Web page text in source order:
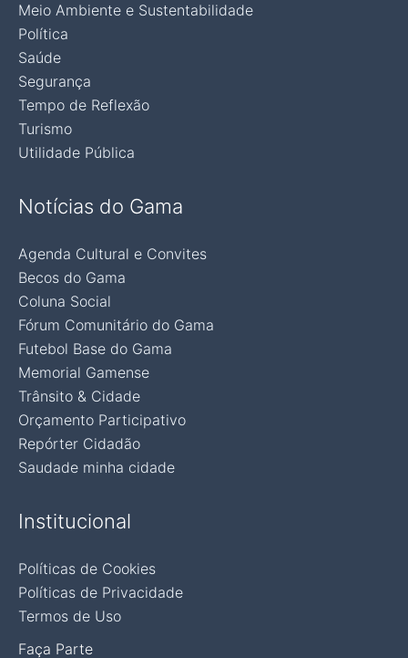
Meio Ambiente e Sustentabilidade
Política
Saúde
Segurança
Tempo de Reflexão
Turismo
Utilidade Pública
Notícias do Gama
Agenda Cultural e Convites
Becos do Gama
Coluna Social
Fórum Comunitário do Gama
Futebol Base do Gama
Memorial Gamense
Trânsito & Cidade
Orçamento Participativo
Repórter Cidadão
Saudade minha cidade
Institucional
Políticas de Cookies
Políticas de Privacidade
Termos de Uso
Faça Parte